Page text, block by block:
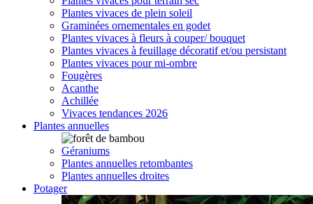
Plantes vivaces de plein soleil
Graminées ornementales en godet
Plantes vivaces à fleurs à couper/ bouquet
Plantes vivaces à feuillage décoratif et/ou persistant
Plantes vivaces pour mi-ombre
Fougères
Acanthe
Achillée
Vivaces tendances 2026
Plantes annuelles
Géraniums
Plantes annuelles retombantes
Plantes annuelles droites
Potager